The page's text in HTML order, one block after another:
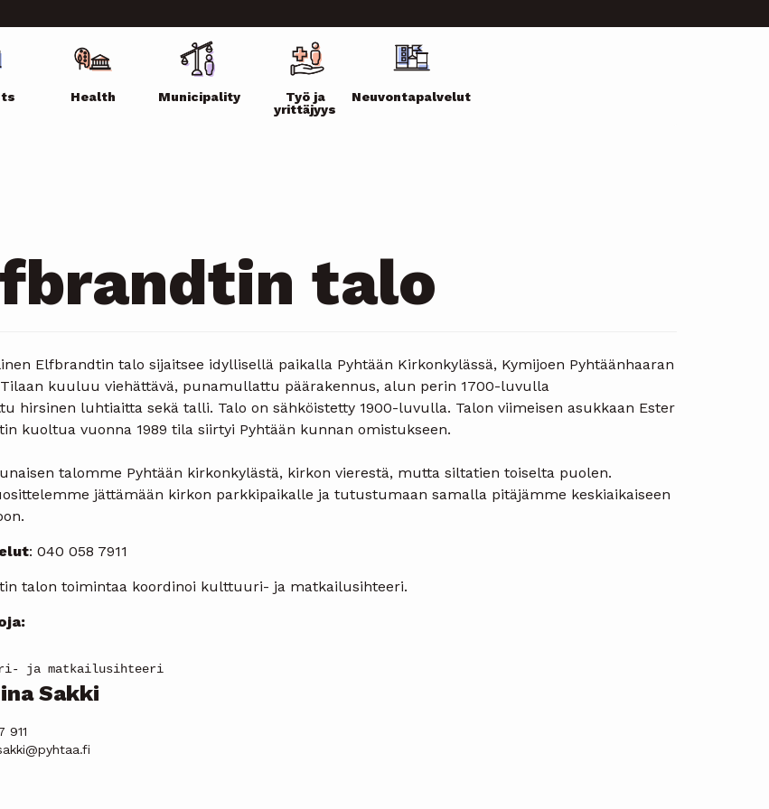
Health Municipality
Työ ja
yrittäjyys
Neuvontapalvelut
talo
Elfbrandtin talo sijaitsee idyllisellä paikalla Pyhtään Kirkonkylässä, Kymijoen Pyhtäänhaaran
kuuluu viehättävä, punamullattu päärakennus, alun perin 1700-luvulla
hirsinen luhtiaitta sekä talli. Talo on sähköistetty 1900-luvulla. Talon viimeisen asukkaan Ester
kuoltua vuonna 1989 tila siirtyi Pyhtään kunnan omistukseen.
talomme Pyhtään kirkonkylästä, kirkon vierestä, mutta siltatien toiselta puolen.
jättämään kirkon parkkipaikalle ja tutustumaan samalla pitäjämme keskiaikaiseen
: 040 058 7911
talon toimintaa koordinoi kulttuuri- ja matkailusihteeri.
ja matkailusihteeri
Sakki
911